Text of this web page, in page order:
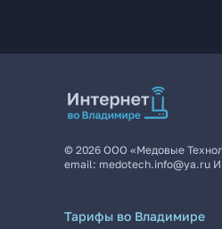
© 2026 ООО «Медовые
email: medotech.info@ya.ru
Тарифы во Владимире